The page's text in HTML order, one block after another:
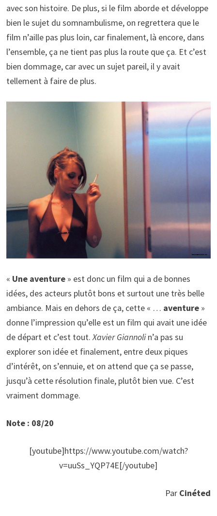
avec son histoire. De plus, si le film aborde et développe
bien le sujet du somnambulisme, on regrettera que le
film n’aille pas plus loin, car finalement, là encore, dans
l’ensemble, ça ne tient pas plus la route que ça. Et c’est
bien dommage, car avec un sujet pareil, il y avait
tellement à faire de plus.
« Une aventure» est donc un film qui a de bonnes
idées, des acteurs plutôt bons et surtout une très belle
ambiance. Mais en dehors de ça, cette « … aventure»
donne l’impression qu’elle est un film qui avait une idée
de départ et c’est tout.Xavier Giannolin’a pas su
explorer son idée et finalement, entre deux piques
d’intérêt, on s’ennuie, et on attend que ça se passe,
jusqu’à cette résolution finale, plutôt bien vue. C’est
vraiment dommage.
Note : 08/20
[youtube]https://www.youtube.com/watch?
v=uuSs_YQP74E[/youtube]
Par Cinéted